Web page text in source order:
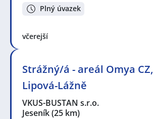
Plný úvazek
včerejší
Strážný/á - areál Omya CZ,
Lipová-Lážně
VKUS-BUSTAN s.r.o.
Jeseník(25 km)